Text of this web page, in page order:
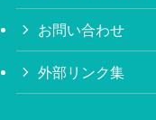
お問い合わせ
外部リンク集